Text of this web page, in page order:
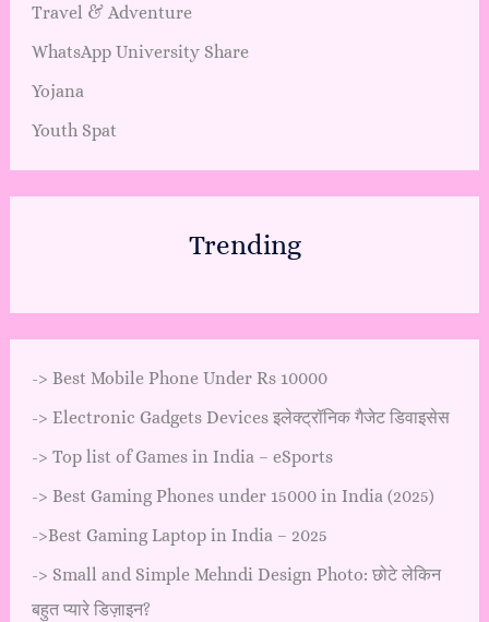
Travel & Adventure
WhatsApp University Share
Yojana
Youth Spat
Trending
-> Best Mobile Phone Under Rs 10000
-> Electronic Gadgets Devices इलेक्ट्रॉनिक गैजेट डिवाइसेस
-> Top list of Games in India – eSports
-> Best Gaming Phones under 15000 in India (2025)
->Best Gaming Laptop in India – 2025
-> Small and Simple Mehndi Design Photo: छोटे लेकिन
बहुत प्यारे डिज़ाइन?